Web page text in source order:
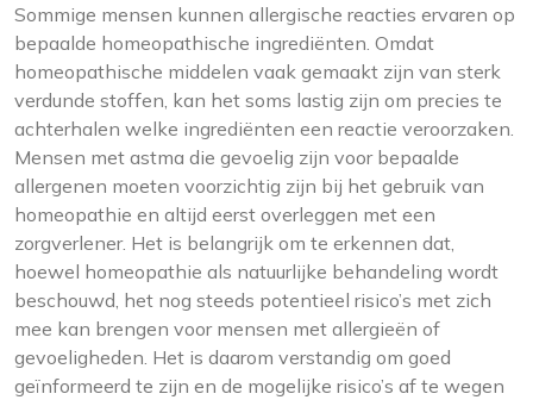
Sommige mensen kunnen allergische reacties ervaren op
bepaalde homeopathische ingrediënten. Omdat
homeopathische middelen vaak gemaakt zijn van sterk
verdunde stoffen, kan het soms lastig zijn om precies te
achterhalen welke ingrediënten een reactie veroorzaken.
Mensen met astma die gevoelig zijn voor bepaalde
allergenen moeten voorzichtig zijn bij het gebruik van
homeopathie en altijd eerst overleggen met een
zorgverlener. Het is belangrijk om te erkennen dat,
hoewel homeopathie als natuurlijke behandeling wordt
beschouwd, het nog steeds potentieel risico’s met zich
mee kan brengen voor mensen met allergieën of
gevoeligheden. Het is daarom verstandig om goed
geïnformeerd te zijn en de mogelijke risico’s af te wegen